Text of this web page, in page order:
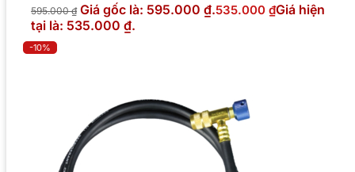
595.000₫ Giá gốc là: 595.000 ₫.535.000 ₫Giá hiện
tại là: 535.000 ₫.
-10%